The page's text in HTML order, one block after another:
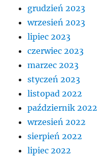
grudzień 2023
wrzesień 2023
lipiec 2023
czerwiec 2023
marzec 2023
styczeń 2023
listopad 2022
październik 2022
wrzesień 2022
sierpień 2022
lipiec 2022